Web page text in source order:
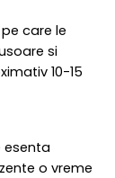
care le
si
10-15
esenta
o vreme